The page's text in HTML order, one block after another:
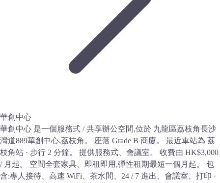
華創中心
華創中心 是一個服務式 / 共享辦公空間,位於 九龍區荔枝角長沙
灣道889華創中心,荔枝角。 座落 Grade B 商廈。 最近車站為 荔
枝角站 · 步行 2 分鐘。 提供服務式、會議室。 收費由 HK$3,000
/ 月起。 空間全套家具、即租即用,彈性租期最短一個月起。 包
含:專人接待、高速 WiFi、茶水間、24 / 7 進出、會議室、打印 ·